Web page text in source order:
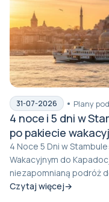
31-07-2026 Plany
4 noce i 5 dni w
po pakiecie
4 Noce 5 Dni w
Wakacyjnym do Kapadocji Jeśli planujesz
niezapomnianą podróż
Czytaj więcej